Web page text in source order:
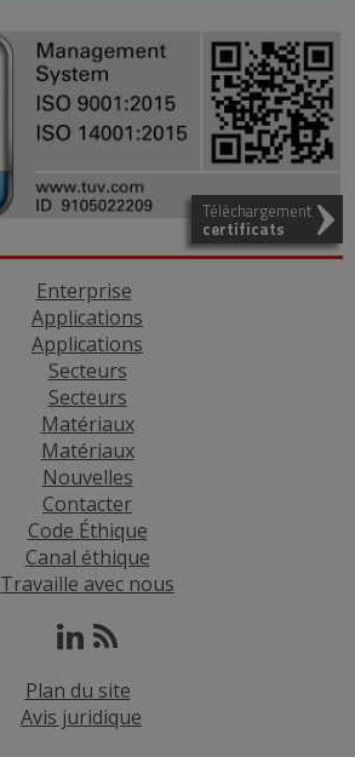
Téléchargement
certificats
Enterprise
Applications
Applications
Secteurs
Secteurs
Matériaux
Matériaux
Nouvelles
Contacter
Code Éthique
Canal éthique
Travaille avec nous
Plan du site
Avis juridique